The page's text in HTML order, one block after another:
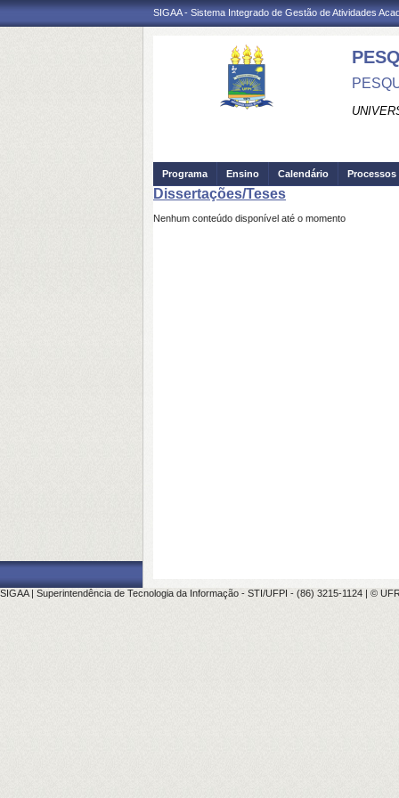
SIGAA - Sistema Integrado de Gestão de Atividades
Programa Ensino Calendário Processos
Dissertações/Teses
Nenhum conteúdo disponível até o momento
SIGAA | Superintendência de Tecnologia da Informação - STI/UFPI - (86) 3215-1124 | ©